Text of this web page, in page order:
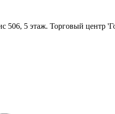
506, 5 этаж. Торговый центр